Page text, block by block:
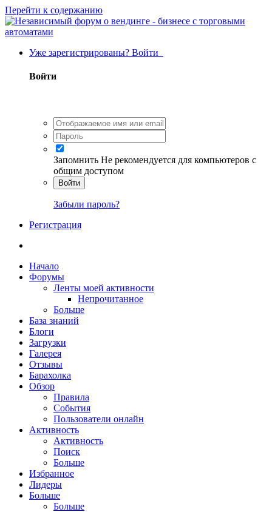
Перейти к содержанию
Уже зарегистрированы? Войти
Войти
Запомнить Не рекомендуется для компьютеров с
общим доступом
Войти
Забыли пароль?
Регистрация
Начало
Форумы
Ленты моей активности
Непрочитанное
Больше
База знаний
Блоги
Загрузки
Галерея
Отзывы
Барахолка
Обзор
Правила
События
Пользователи онлайн
Активность
Активность
Поиск
Больше
Избранное
Лидеры
Больше
Больше